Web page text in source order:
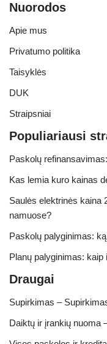
Nuorodos
Apie mus
Privatumo politika
Taisyklės
DUK
Straipsniai
Populiariausi
Paskolų
Kas lemia kuro kainas
Saulės elektrinės kaina
namuose?
Paskolų palyginimas:
Planų palyginimas:
Draugai
Supirkimas –
Daiktų ir įrankių nuoma